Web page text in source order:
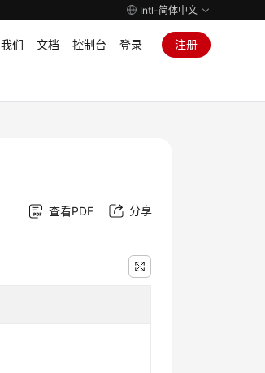
Intl-简体中文
们 文档 控制台 登录 注册
查看PDF 分享